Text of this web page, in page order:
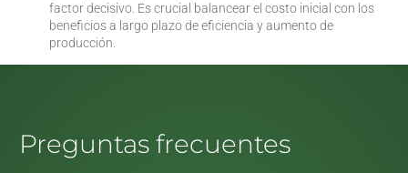
factor decisivo. Es crucial balancear el costo inicial con los
beneficios a largo plazo de eficiencia y aumento de
producción.
Preguntas frecuentes